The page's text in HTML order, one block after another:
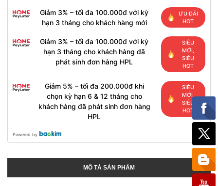
Giảm 3% – tối đa 100.000đ với kỳ
hạn 3 tháng cho khách hàng mới
ƯU ĐÃI
HOT
Giảm 3% – tối đa 100.000đ với kỳ
hạn 3 tháng cho khách hàng đã
phát sinh đơn hàng HPL
SIÊU
MỚI,
SIÊU
HOT
Giảm 5% – tối đa 200.000đ khi
chọn kỳ hạn 6 & 12 tháng cho
khách hàng đã phát sinh đơn hàng
HPL
SIÊU
MỚI,
SIÊU
HOT
Powered by
MÔ TẢ SẢN PHẨM